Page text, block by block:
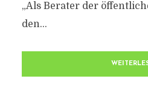
„Als Berater der
den...